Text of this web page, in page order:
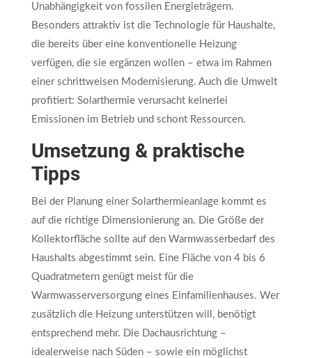
Unabhängigkeit von fossilen Energieträgern.
Besonders attraktiv ist die Technologie für Haushalte,
die bereits über eine konventionelle Heizung
verfügen, die sie ergänzen wollen – etwa im Rahmen
einer schrittweisen Modernisierung. Auch die Umwelt
profitiert: Solarthermie verursacht keinerlei
Emissionen im Betrieb und schont Ressourcen.
Umsetzung & praktische
Tipps
Bei der Planung einer Solarthermieanlage kommt es
auf die richtige Dimensionierung an. Die Größe der
Kollektorfläche sollte auf den Warmwasserbedarf des
Haushalts abgestimmt sein. Eine Fläche von 4 bis 6
Quadratmetern genügt meist für die
Warmwasserversorgung eines Einfamilienhauses. Wer
zusätzlich die Heizung unterstützen will, benötigt
entsprechend mehr. Die Dachausrichtung –
idealerweise nach Süden – sowie ein möglichst